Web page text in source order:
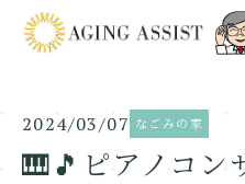
News
お知らせ
2024/03/07 なごみの家
🎹🎵ピアノコン